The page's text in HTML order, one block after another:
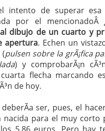
intento de superar esa
por el mencionadoÂ
dibujo de un cuarto y
apertura. Echen un
pulsen sobre la grÃ¡fica
) y comprobarÃ¡n
flecha marcando
de hoy.
ser, pues, el
nacida para el muy corto
5,86 euros. Pero hay